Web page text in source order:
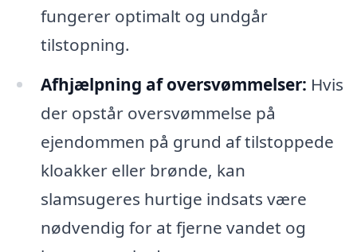
fungerer optimalt og undgår
tilstopning.
Afhjælpning af oversvømmelser: Hvis
der opstår oversvømmelse på
ejendommen på grund af tilstoppede
kloakker eller brønde, kan
slamsugeres hurtige indsats være
nødvendig for at fjerne vandet og